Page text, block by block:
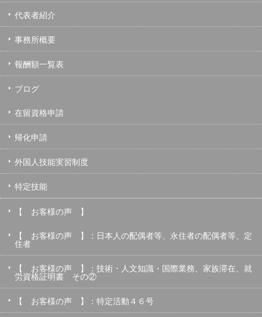
代表者紹介
事務所概要
報酬額一覧表
ブログ
在留資格申請
帰化申請
外国人技能実習制度
特定技能
【 お客様の声 】
【 お客様の声 】：日本人の配偶者等、永住者の配偶者等、定
住者
【 お客様の声 】：技術・人文知識・国際業務、家族滞在、就
労資格証明書 その②
【 お客様の声 】：特定活動４６号